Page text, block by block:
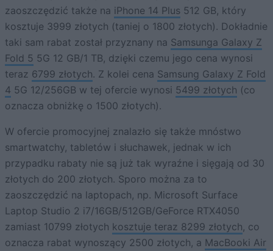
zaoszczędzić także na iPhone 14 Plus 512 GB, który
kosztuje 3999 złotych (taniej o 1800 złotych). Dokładnie
taki sam rabat został przyznany na Samsunga Galaxy Z
Fold 5 5G 12 GB/1 TB, dzięki czemu jego cena wynosi
teraz 6799 złotych. Z kolei cena Samsung Galaxy Z Fold
4 5G 12/256GB w tej ofercie wynosi 5499 złotych (co
oznacza obniżkę o 1500 złotych).
W ofercie promocyjnej znalazło się także mnóstwo
smartwatchy, tabletów i słuchawek, jednak w ich
przypadku rabaty nie są już tak wyraźne i sięgają od 30
złotych do 200 złotych. Sporo można za to
zaoszczędzić na laptopach, np. Microsoft Surface
Laptop Studio 2 i7/16GB/512GB/GeForce RTX4050
zamiast 10799 złotych kosztuje teraz 8299 złotych, co
oznacza rabat wynoszący 2500 złotych, a MacBooki Air